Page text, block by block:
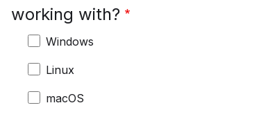
working with?
Windows
Linux
macOS